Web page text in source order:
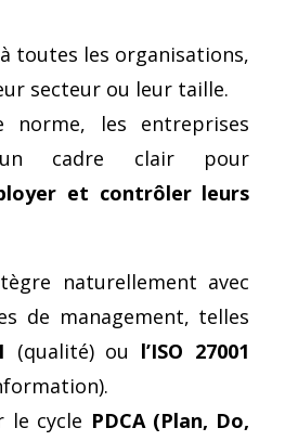
à toutes les organisations,
secteur ou leur taille.
norme, les entreprises
cadre clair pour
et contrôler leurs
naturellement avec
de management, telles
(qualité) ou l’ISO 27001
le cycle PDCA (Plan, Do,